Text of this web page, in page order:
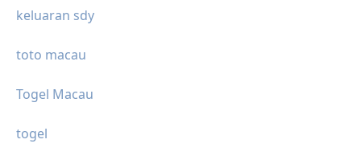
keluaran sdy
toto macau
Togel Macau
togel